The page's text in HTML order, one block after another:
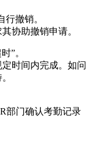
行撤销。
协助撤销申请。
”。
时间内完成。如问
部门确认考勤记录